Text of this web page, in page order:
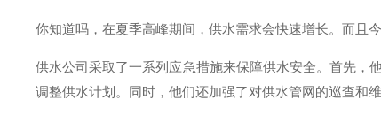
你知道吗，在夏季高峰期间，供水需求会快速增长。而且
供水公司采取了一系列应急措施来保障供水安全。首先，
调整供水计划。同时，他们还加强了对供水管网的巡查和